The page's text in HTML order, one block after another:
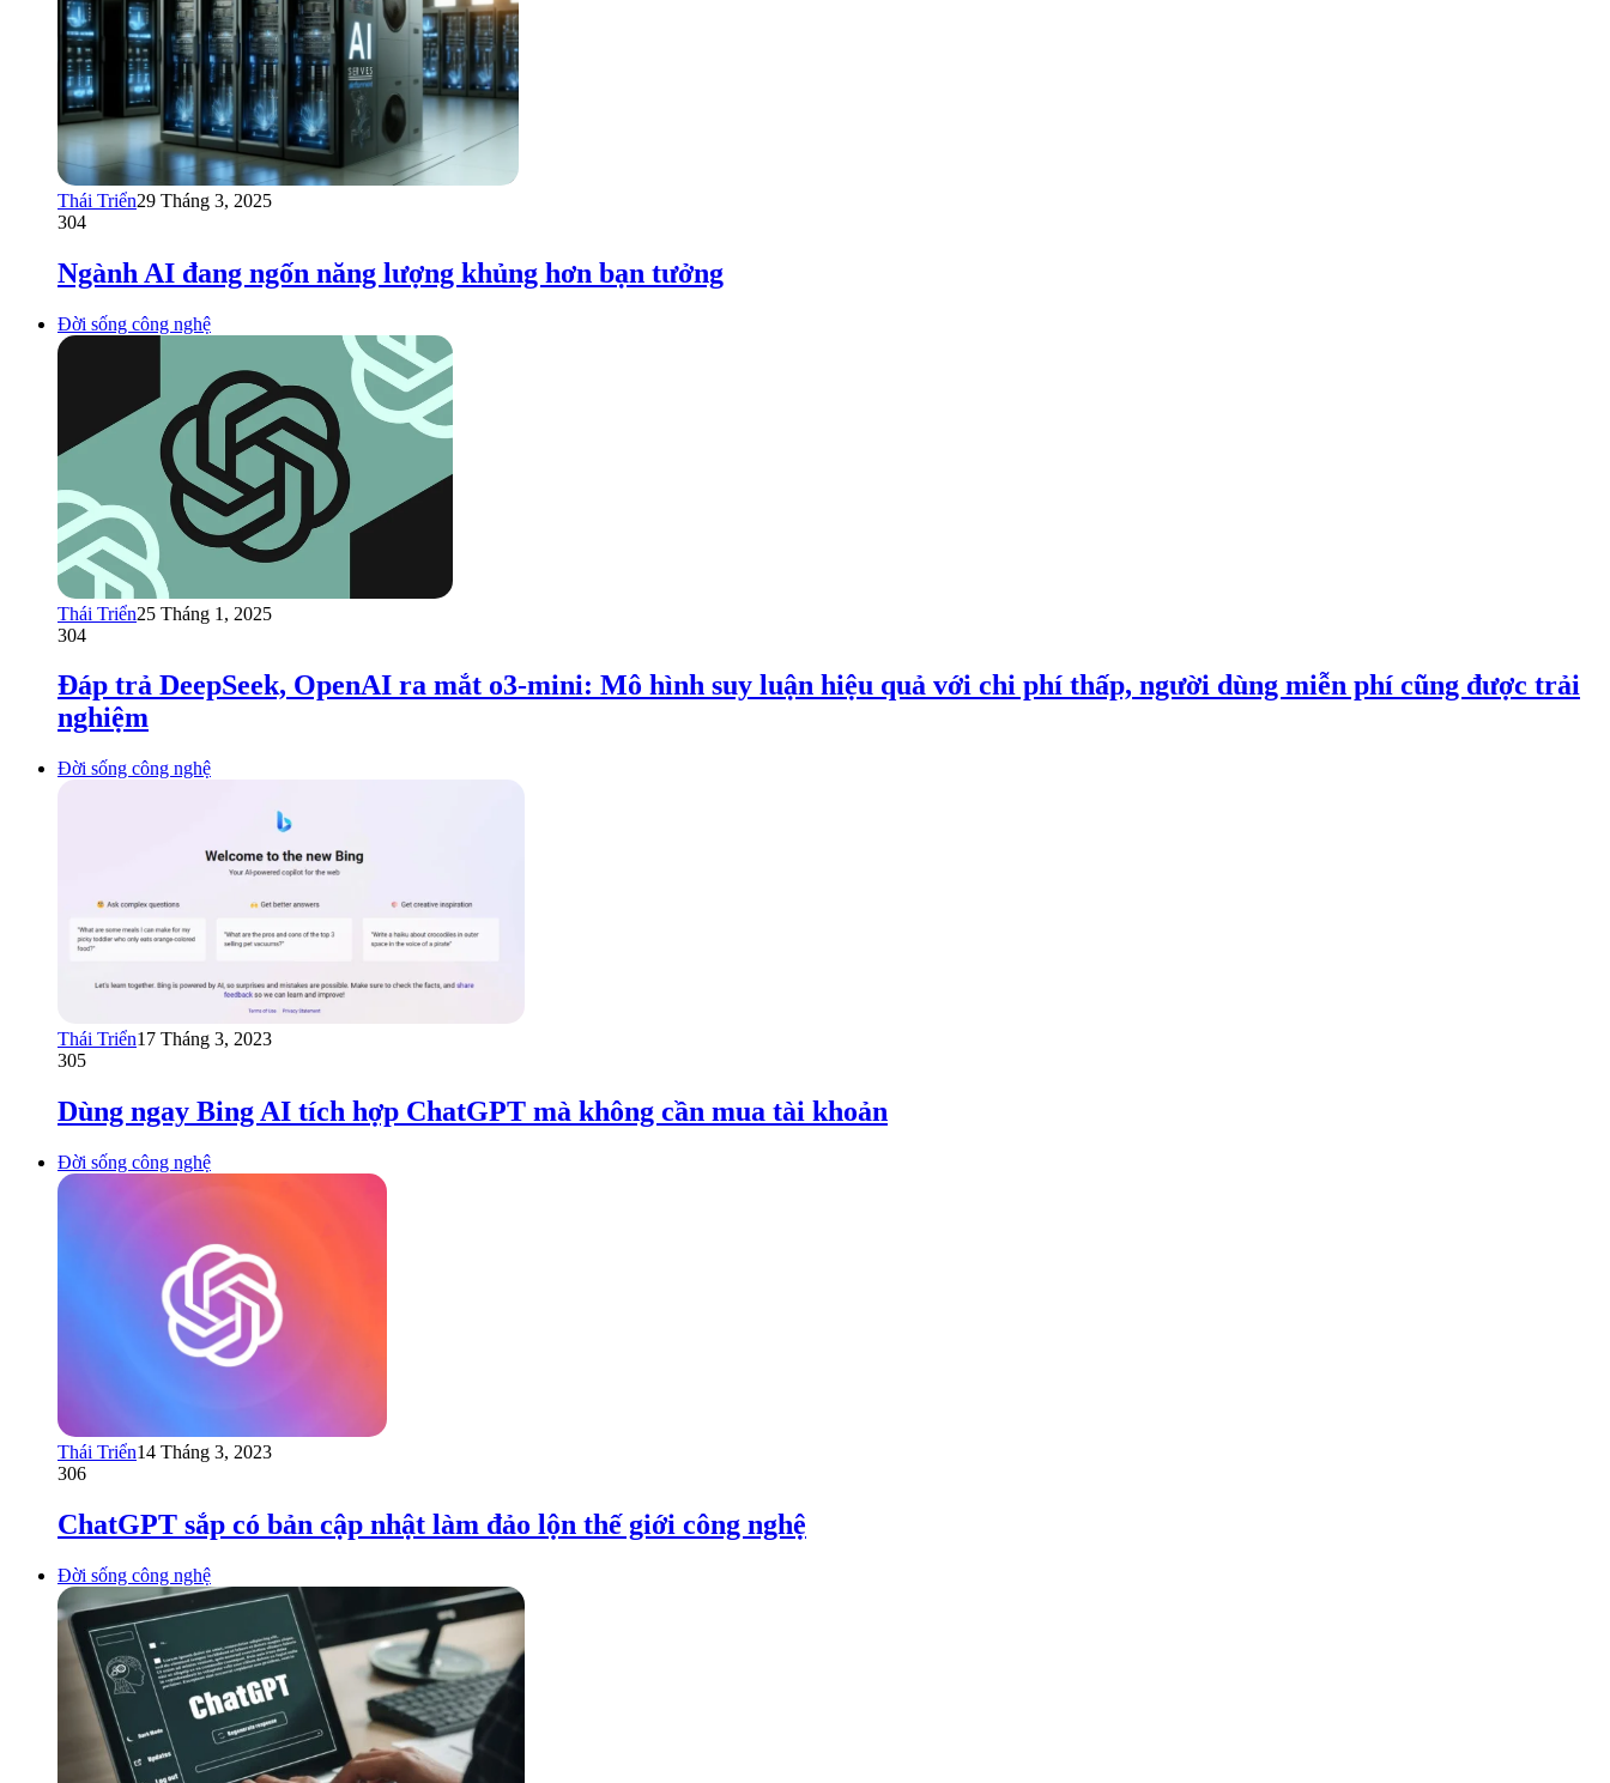
Thái Triển29 Tháng 3, 2025
304
Ngành AI đang ngốn năng lượng khủng hơn bạn tưởng
Đời sống công nghệ
Thái Triển25 Tháng 1, 2025
304
Đáp trả DeepSeek, OpenAI ra mắt o3-mini: Mô hình suy luận hiệu quả với chi phí thấp, người dùng miễn phí cũng được trải
nghiệm
Đời sống công nghệ
Thái Triển17 Tháng 3, 2023
305
Dùng ngay Bing AI tích hợp ChatGPT mà không cần mua tài khoản
Đời sống công nghệ
Thái Triển14 Tháng 3, 2023
306
ChatGPT sắp có bản cập nhật làm đảo lộn thế giới công nghệ
Đời sống công nghệ